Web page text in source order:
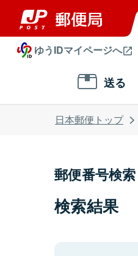
ゆうIDマイページへ
送る
日本郵便トップ
郵便番号検索
検索結果